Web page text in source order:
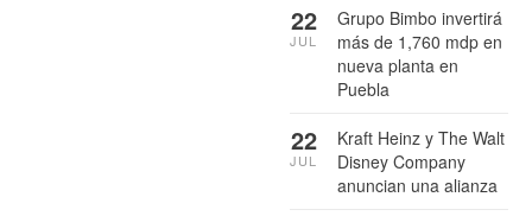
Grupo Bimbo invertirá
más de 1,760 mdp en
nueva planta en
Puebla
22
JUL
Kraft Heinz y The Walt
Disney Company
anuncian una alianza
22
JUL